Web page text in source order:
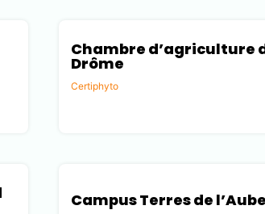
Chambre d’agriculture
Drôme
Certiphyto
Campus Terres de l’Aube